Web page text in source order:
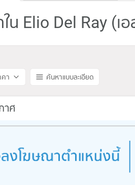
ษาความปลอดภัยมีรปภ. มี CCTV และผ่
ม.
.
ม.
นสุขุมวิท 62 : 2.7 กม.
.
ม.
.
กม.
ใน Elio Del Ray (เอ
า ค้นหาแบบละเอียด
าศ